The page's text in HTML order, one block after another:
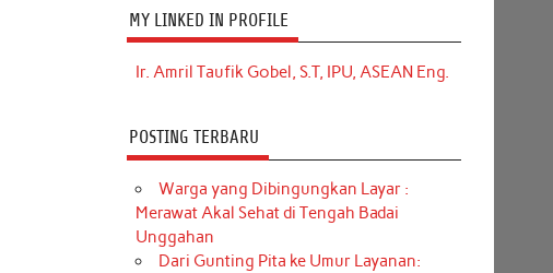
MY LINKED IN PROFILE
Ir. Amril Taufik Gobel, S.T, IPU, ASEAN Eng.
POSTING TERBARU
Warga yang Dibingungkan Layar :
Merawat Akal Sehat di Tengah Badai
Unggahan
Dari Gunting Pita ke Umur Layanan: